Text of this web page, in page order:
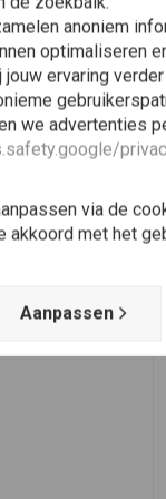
anoniem
optimaliseren
jouw ervaring
we advertenties
via de
akkoord met het
Aanpassen